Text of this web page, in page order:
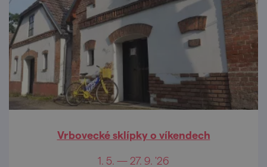
Vrbovecké sklípky o víkendech
1. 5. — 27. 9. '26